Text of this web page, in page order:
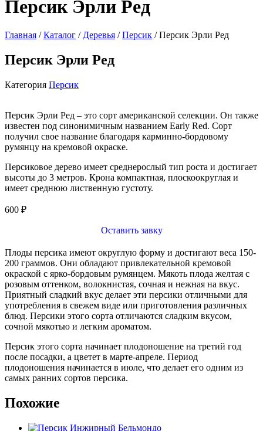
Персик Эрли Ред
Главная /Каталог / Деревья /Персик / Персик Эрли Ред
Персик Эрли Ред
Категория Персик
Персик Эрли Ред – это сорт американской селекции. Он также
известен под синонимичным названием Early Red. Сорт
получил свое название благодаря карминно-бордовому
румянцу на кремовой окраске.
Персиковое дерево имеет среднерослый тип роста и достигает
высоты до 3 метров. Крона компактная, плоскоокруглая и
имеет среднюю лиственную густоту.
600 ₽
Оставить завку
Плоды персика имеют округлую форму и достигают веса 150-
200 граммов. Они обладают привлекательной кремовой
окраской с ярко-бордовым румянцем. Мякоть плода желтая с
розовым оттенком, волокнистая, сочная и нежная на вкус.
Приятный сладкий вкус делает эти персики отличными для
употребления в свежем виде или приготовления различных
блюд. Персики этого сорта отличаются сладким вкусом,
сочной мякотью и легким ароматом.
Персик этого сорта начинает плодоношение на третий год
после посадки, а цветет в марте-апреле. Период
плодоношения начинается в июле, что делает его одним из
самых ранних сортов персика.
Похожие